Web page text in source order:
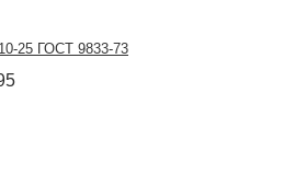
25 ГОСТ 9833-73